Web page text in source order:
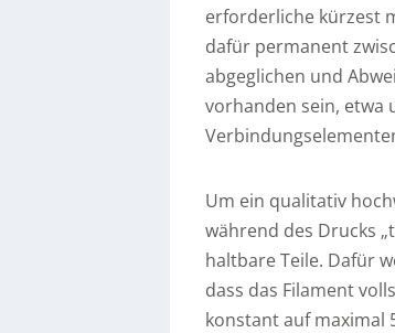
erforderliche kürzest
dafür permanent
abgeglichen und
vorhanden sein, etwa
Um ein qualitativ
während des Drucks
haltbare Teile. Dafür
dass das Filament
konstant auf maximal